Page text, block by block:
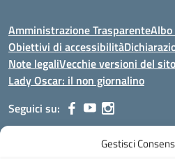
Gestisci
Amministrazione Trasparente
Obiettivi di accessibilità
Note legaliVecchie versioni del sito
Lady Oscar: il non giornalino
Seguici su:
Viale Aldo Moro, 51 - 24021